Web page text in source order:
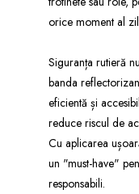
orice moment al
Siguranța rutieră
banda
eficientă și
reduce riscul de
Cu aplicarea
un "must-have"
responsabili.